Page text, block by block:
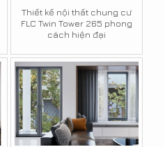
Thiết kế nội thất chung cư
FLC Twin Tower 265 phong
cách hiện đại